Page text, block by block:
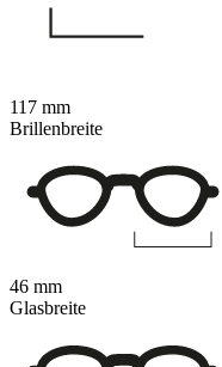
117 mm
Brillenbreite
46 mm
Glasbreite